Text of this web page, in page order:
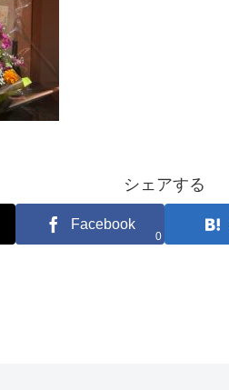
シェアする
Facebook
0